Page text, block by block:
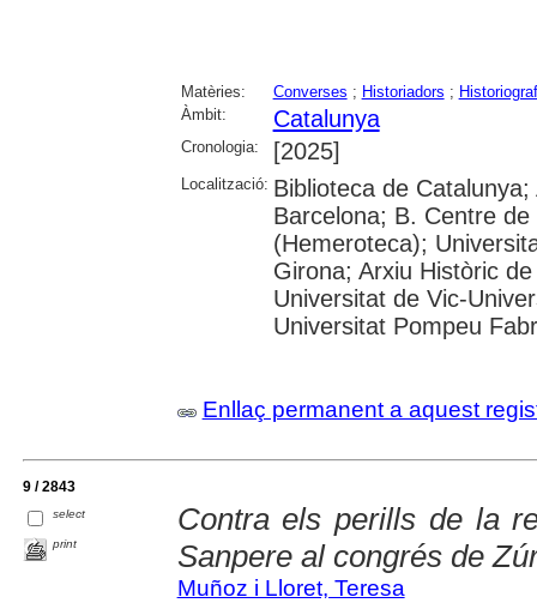
Matèries: Converses ; Historiadors ;
Àmbit:
Catalunya
Cronologia: [2025]
Localització: Biblioteca de
Barcelona; B. Centre
(Hemeroteca);
Girona; Arxiu Històric
Universitat de Vic-
Universitat Pompeu
Enllaç permanent a aquest
9 / 2843
select
print
Contra els perills de la
Sanpere al congrés de
Muñoz i Lloret, Teresa